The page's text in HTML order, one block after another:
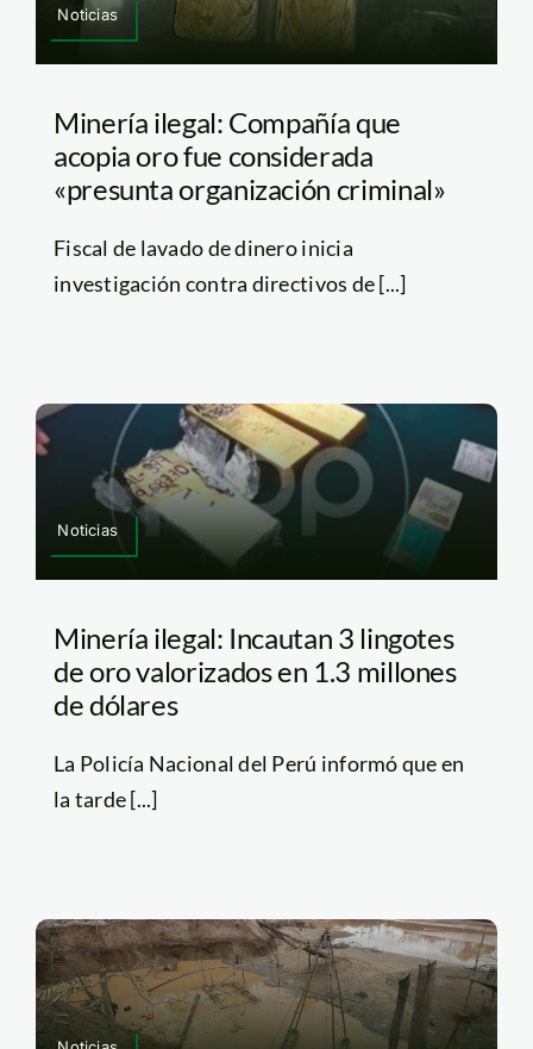
Noticias
Minería ilegal: Compañía que
acopia oro fue considerada
«presunta organización criminal»
Fiscal de lavado de dinero inicia
investigación contra directivos de [...]
Noticias
Minería ilegal: Incautan 3 lingotes
de oro valorizados en 1.3 millones
de dólares
La Policía Nacional del Perú informó que en
la tarde [...]